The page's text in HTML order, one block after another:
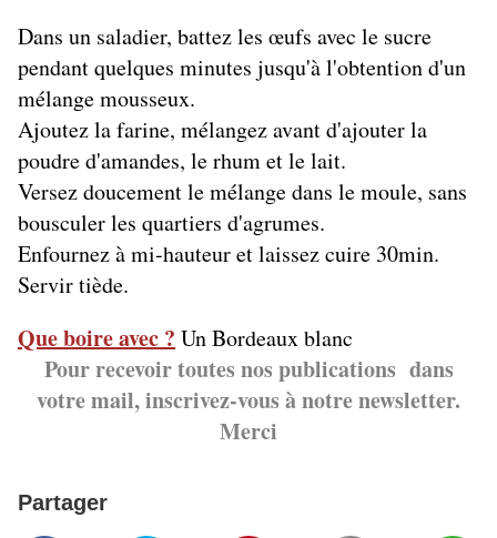
Dans un saladier, battez les œufs avec le sucre
pendant quelques minutes jusqu'à l'obtention d'un
mélange mousseux.
Ajoutez la farine, mélangez avant d'ajouter la
poudre d'amandes, le rhum et le lait.
Versez doucement le mélange dans le moule, sans
bousculer les quartiers d'agrumes.
Enfournez à mi-hauteur et laissez cuire 30min.
Servir tiède.
Que boire avec ? Un Bordeaux blanc
Pour recevoir toutes nos publications dans
votre mail, inscrivez-vous à notre newsletter.
Merci
Partager